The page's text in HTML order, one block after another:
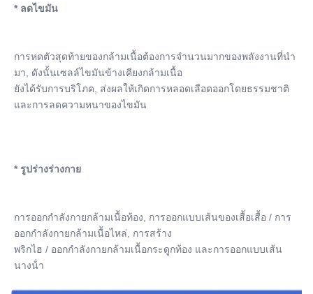
* ลดไขมัน
การหดตัวสุดท้ายของกล้ามเนื้อต้องการจํานวนมากของพลังงานที่นํา
มา, ดังนั้นเซลล์ไขมันข้างเคียงกล้ามเนื้อ
ยังได้รับการบริโภค, ส่งผลให้เกิดการหลอดเลือดออกโดยธรรมชาติ
และการลดความหนาของไขมัน
* รูปร่างร่างกาย
การออกกําลังกายกล้ามเนื้อท้อง, การออกแบบเส้นของเสื้อเสื้อ / การ
ออกกําลังกายกล้ามเนื้อไหล่, การสร้าง
พริกไฮ / ออกกําลังกายกล้ามเนื้อกระดูกท้อง และการออกแบบเส้น
นางน้ํา